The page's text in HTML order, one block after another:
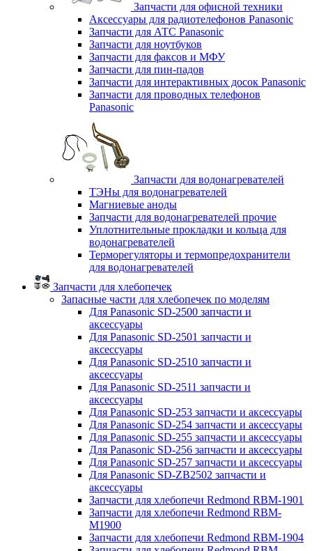
Запчасти для офисной техники
Аксессуары для радиотелефонов Panasonic
Запчасти для АТС Panasonic
Запчасти для ноутбуков
Запчасти для факсов и МФУ
Запчасти для пин-падов
Запчасти для интерактивных досок Panasonic
Запчасти для проводных телефонов
Panasonic
Запчасти для водонагревателей
ТЭНы для водонагревателей
Магниевые аноды
Запчасти для водонагревателей прочие
Уплотнительные прокладки и кольца для
водонагревателей
Терморегуляторы и термопредохранители
для водонагревателей
Запчасти для хлебопечек
Запасные части для хлебопечек по моделям
Для Panasonic SD-2500 запчасти и
аксессуары
Для Panasonic SD-2501 запчасти и
аксессуары
Для Panasonic SD-2510 запчасти и
аксессуары
Для Panasonic SD-2511 запчасти и
аксессуары
Для Panasonic SD-253 запчасти и аксессуары
Для Panasonic SD-254 запчасти и аксессуары
Для Panasonic SD-255 запчасти и аксессуары
Для Panasonic SD-256 запчасти и аксессуары
Для Panasonic SD-257 запчасти и аксессуары
Для Panasonic SD-ZB2502 запчасти и
аксессуары
Запчасти для хлебопечи Redmond RBM-1901
Запчасти для хлебопечи Redmond RBM-
M1900
Запчасти для хлебопечи Redmond RBM-1904